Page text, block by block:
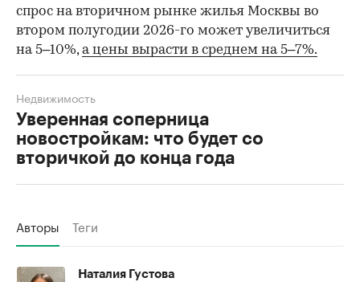
спрос на вторичном рынке жилья Москвы во
втором полугодии 2026-го может увеличиться
на 5–10%,а цены вырасти в среднем на 5–7%.
Уверенная соперница
новостройкам: что будет со
вторичкой до конца года
Недвижимость
Авторы Теги
Наталия Густова